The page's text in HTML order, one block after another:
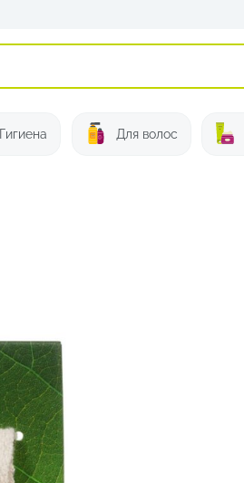
Гигиена Для волос